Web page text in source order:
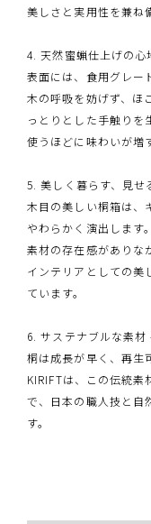
美しさと実用性を兼ね
4. 天然蜜蝋仕上げの心
表面には、食用グレー
木の呼吸を妨げず、ほ
っとりとした手触りを
使うほどに味わいが増
5. 美しく暮らす、見せ
木目の美しい桐箱は、
やわらかく演出します。
素材の存在感がありな
インテリアとしての美
ています。
6. サステナブルな素材
桐は成長が早く、再生
KIRIFTは、この伝統素
で、日本の職人技と自
す。